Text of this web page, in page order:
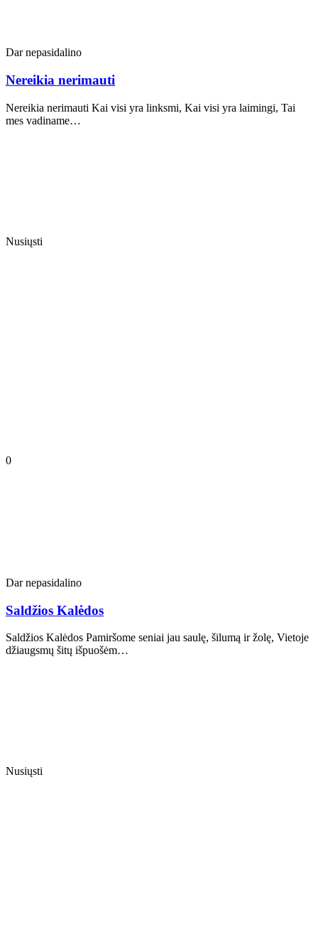
Dar nepasidalino
Nereikia nerimauti
Nereikia nerimauti Kai visi yra linksmi, Kai visi yra laimingi, Tai
mes vadiname…
Nusiųsti
0
Dar nepasidalino
Saldžios Kalėdos
Saldžios Kalėdos Pamiršome seniai jau saulę, šilumą ir žolę, Vietoje
džiaugsmų šitų išpuošėm…
Nusiųsti